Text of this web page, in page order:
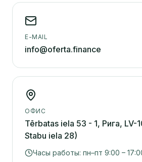
E-MAIL
info@oferta.finance
ОФИС
Tērbatas iela 53 - 1, Рига, LV-
Stabu iela 28)
Часы работы: пн–пт 9:00 –